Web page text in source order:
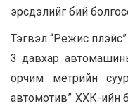
эрсдэлийг бий
Тэгвэл “Режис
3 давхар автомашины
орчим метрийн
автомотив” ХХК-ийн